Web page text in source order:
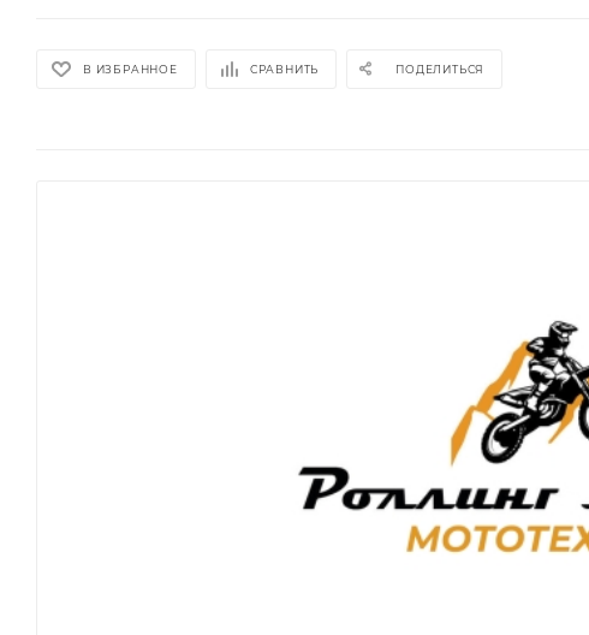
В ИЗБРАННОЕ СРАВНИТЬ ПОДЕЛИТЬСЯ